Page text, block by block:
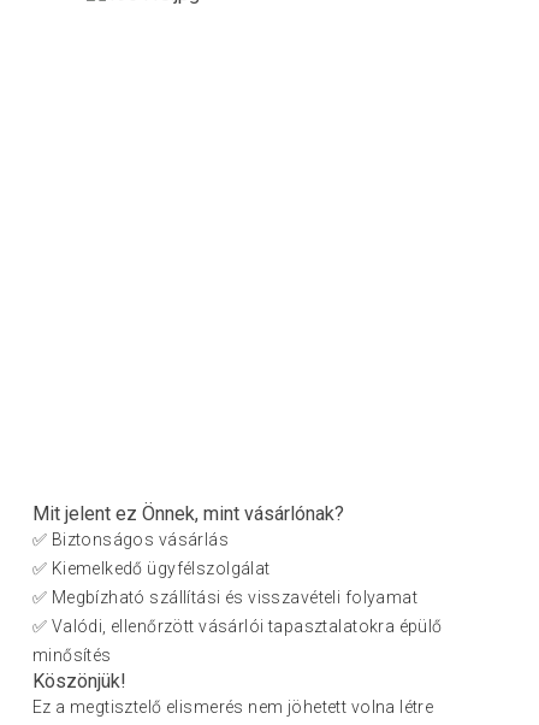
Mit jelent ez Önnek, mint vásárlónak?
✅ Biztonságos vásárlás
✅ Kiemelkedő ügyfélszolgálat
✅ Megbízható szállítási és visszavételi folyamat
✅ Valódi, ellenőrzött vásárlói tapasztalatokra épülő
minősítés
Köszönjük!
Ez a megtisztelő elismerés nem jöhetett volna létre